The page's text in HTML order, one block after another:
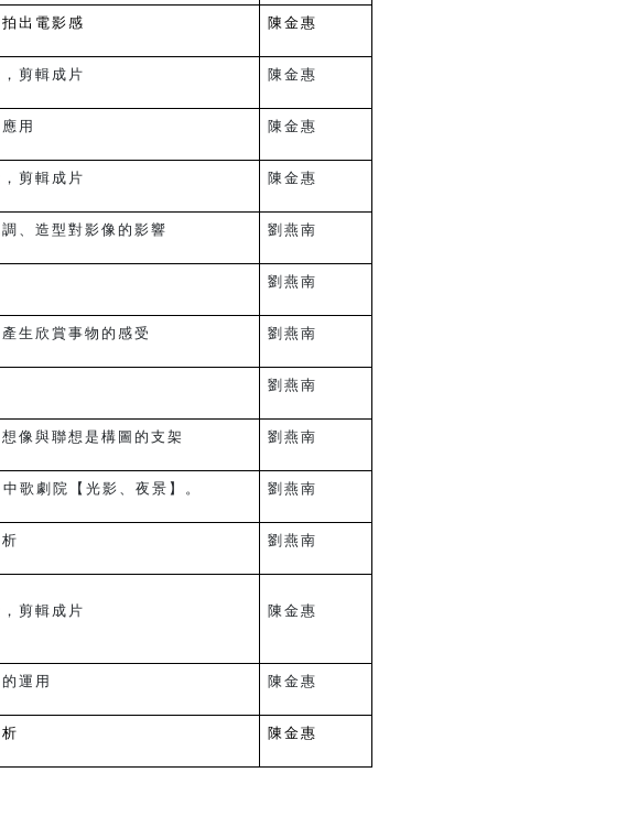
出電影感 陳金惠
剪輯成片 陳金惠
用 陳金惠
剪輯成片 陳金惠
、造型對影像的影響 劉燕南
劉燕南
生欣賞事物的感受 劉燕南
劉燕南
像與聯想是構圖的支架 劉燕南
歌劇院【光影、夜景】。 劉燕南
劉燕南
剪輯成片 陳金惠
運用 陳金惠
陳金惠